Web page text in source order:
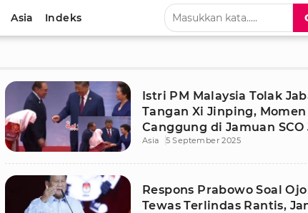
Asia Indeks
Istri PM Malaysia Tolak
Tangan Xi Jinping, Momen
Canggung di Jamuan SCO
Sorotan Dunia
Asia 5 September 2025
Respons Prabowo Soal
Tewas Terlindas Rantis,